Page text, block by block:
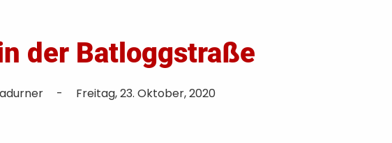
der Batloggstraße
- Freitag, 23. Oktober, 2020